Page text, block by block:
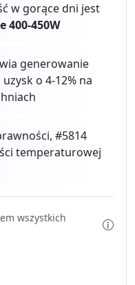
w gorące dni jest
400-450W
generowanie
o 4-12% na
#5814
temperaturowej
wszystkich